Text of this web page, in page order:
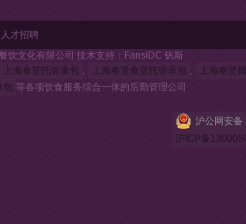
人才招聘
饮文化有限公司 技术支持：FansIDC 钒斯
上海食堂托管承包 , 上海奉贤食堂托管承包 ,
上海奉贤
包 等各项饮食服务综合一体的后勤管理公司
沪公网安
沪ICP备